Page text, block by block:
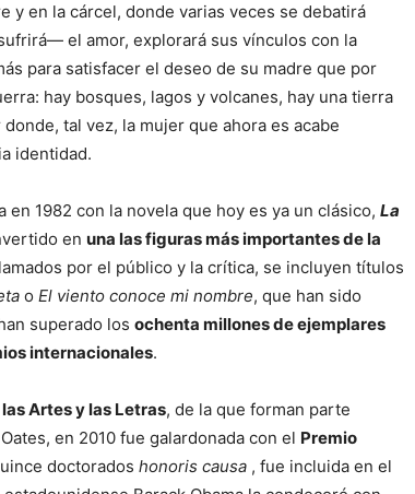
y en la cárcel, donde varias veces se deba­tirá
el amor, explorará sus vínculos con la
para satisfacer el deseo de su madre que por
hay bosques, lagos y volca­nes, hay una tierra
tal vez, la mujer que ahora es acabe
identidad.
1982 con la novela que hoy es ya un clásico, La
en una las figuras más importantes de la
por el público y la crítica, se incluyen títulos
o El viento conoce mi nombre, que han sido
superado los ochenta millones de ejemplares
internacionales.
Ar­tes y las Letras, de la que forman parte
en 2010 fue galardonada con el Premio
doctorados honoris causa , fue incluida en el